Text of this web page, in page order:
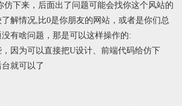
仿下来，后面出了问题可能会找你这个风站的
解情况,比0是你朋友的网站，或者是你们总
有啥问题，那是可以这样操作的:
因为可以直接把U设计、前端代码给仿下
就可以了